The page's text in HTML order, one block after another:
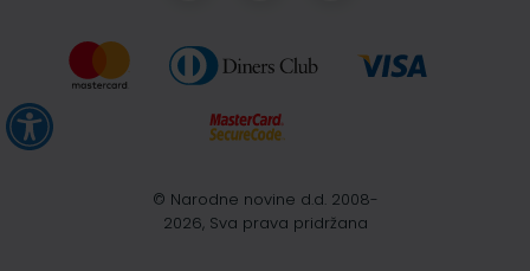
© Narodne novine d.d. 2008-
2026, Sva prava pridržana